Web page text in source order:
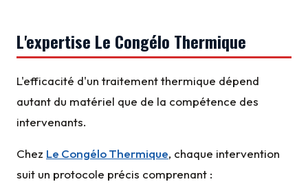
L'expertise Le Congélo Thermique
L'efficacité d'un traitement thermique dépend
autant du matériel que de la compétence des
intervenants.
Chez Le Congélo Thermique, chaque intervention
suit un protocole précis comprenant :